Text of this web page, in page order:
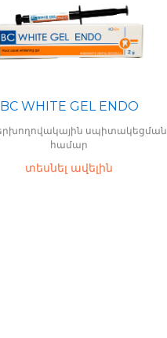
BC WHITE GEL ENDO
սպիտակեցման
համար
տեսնել ավելին